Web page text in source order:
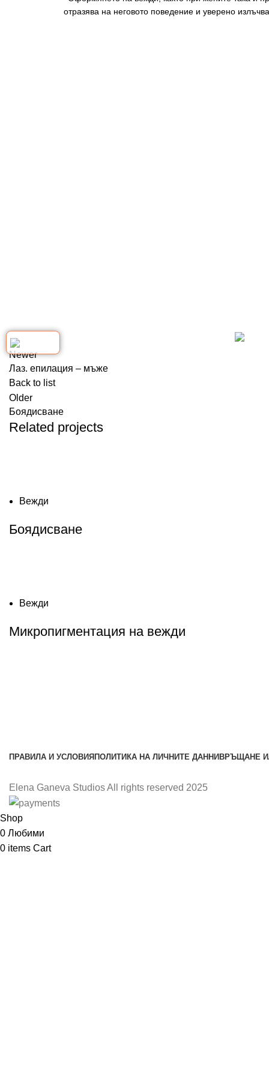
отразява на неговото поведение и уверено
Newer
Лаз. епилация – мъже
Back to list
Older
Боядисване
Related projects
Вежди
Боядисване
Вежди
Микропигментация на вежди
ПРАВИЛА И УСЛОВИЯ ПОЛИТИКА НА ЛИЧНИТЕ ДАННИ ВРЪЩАНЕ
Elena Ganeva Studios All rights reserved 2025
Shop
0 Любими
0 items Cart